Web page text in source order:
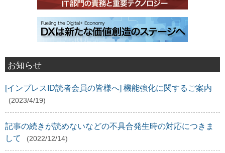
お知らせ
[インプレスID読者会員の皆様へ] 機能強化に関するご案内
(2023/4/19)
記事の続きが読めないなどの不具合発生時の対応につきま
して
(2022/12/14)